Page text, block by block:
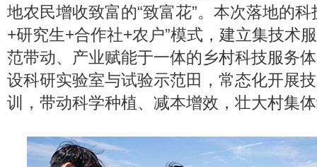
地农民增收致富的“致富花”。本次落地的
+研究生+合作社+农户”模式，建立集技术
范带动、产业赋能于一体的乡村科技服务
设科研实验室与试验示范田，常态化开展
训，带动科学种植、减本增效，壮大村集